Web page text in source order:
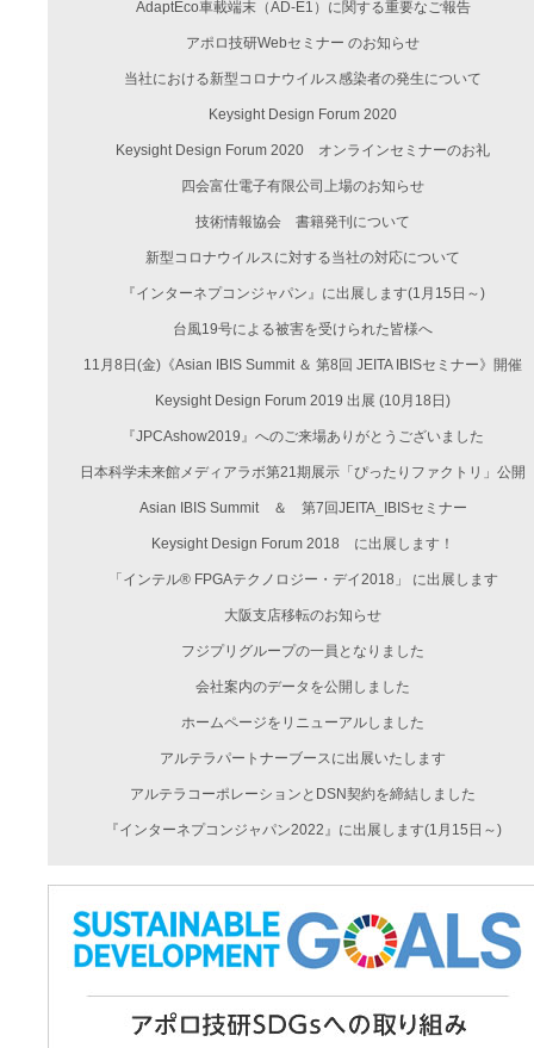
AdaptEco車載端末（AD-E1）に関する重要なご報告
アポロ技研Webセミナー のお知らせ
当社における新型コロナウイルス感染者の発生について
Keysight Design Forum 2020
Keysight Design Forum 2020 オンラインセミナーのお礼
四会富仕電子有限公司上場のお知らせ
技術情報協会 書籍発刊について
新型コロナウイルスに対する当社の対応について
『インターネプコンジャパン』に出展します(1月15日～)
台風19号による被害を受けられた皆様へ
11月8日(金)《Asian IBIS Summit ＆ 第8回 JEITA IBISセミナー》開催
Keysight Design Forum 2019 出展 (10月18日)
『JPCAshow2019』へのご来場ありがとうございました
日本科学未来館メディアラボ第21期展示「ぴったりファクトリ」公開
Asian IBIS Summit ＆ 第7回JEITA_IBISセミナー
Keysight Design Forum 2018 に出展します！
「インテル® FPGAテクノロジー・デイ2018」 に出展します
大阪支店移転のお知らせ
フジプリグループの一員となりました
会社案内のデータを公開しました
ホームページをリニューアルしました
アルテラパートナーブースに出展いたします
アルテラコーポレーションとDSN契約を締結しました
『インターネプコンジャパン2022』に出展します(1月15日～)